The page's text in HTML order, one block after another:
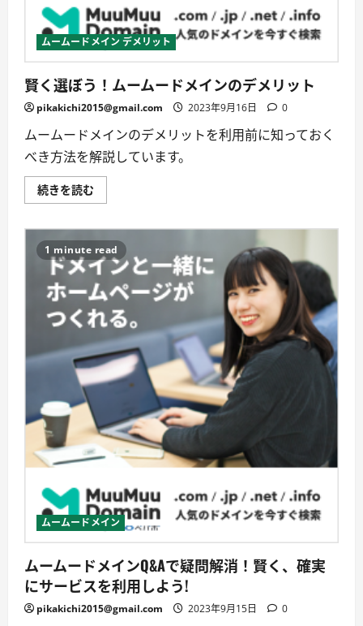
メ
イ
ン
の
真
価
つ
い
て
し
く
読
む
ムームードメイン デメリット
賢く選ぼう！ムームードメインのデメリット
pikakichi2015@gmail.com 2023年9月16日 0
ムームードメインのデメリットを利用前に知っておく
べき方法を解説しています。
続きを読む
く
う！
ム
ー
ム
ー
ド
メ
イ
ン
デ
メ
リ
ッ
つ
い
て
詳
し
読
む
1 minute read
ムームードメイン
ムームードメインQ&Aで疑問解消！賢く、確実
にサービスを利用しよう!
pikakichi2015@gmail.com 2023年9月15日 0